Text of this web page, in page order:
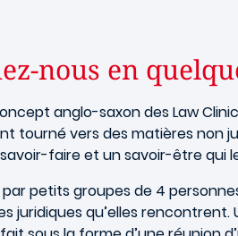
nous en
anglo-saxon des Law
tourné vers des matières non
faire et un savoir-être qui
par petits groupes de 4
juridiques qu’elles